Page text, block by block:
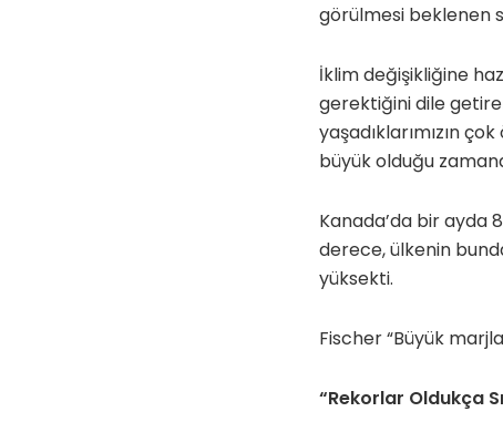
görülmesi beklenen
İklim değişikliğine
gerektiğini dile
yaşadıklarımızın
büyük olduğu
Kanada’da bir ayda
derece, ülkenin
yüksekti.
Fischer “Büyük
“Rekorlar Oldukça